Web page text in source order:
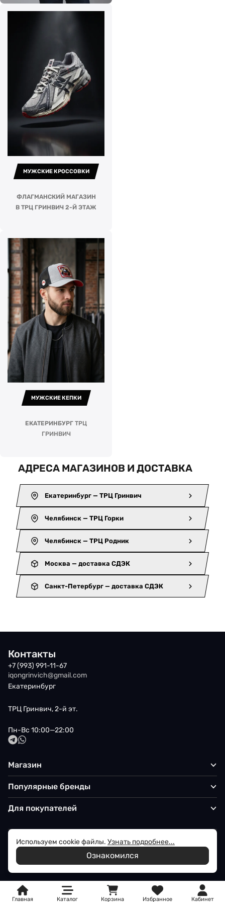
МУЖСКИЕ КРОССОВКИ
ФЛАГМАНСКИЙ МАГАЗИН
В ТРЦ ГРИНВИЧ 2-Й ЭТАЖ
МУЖСКИЕ КЕПКИ
ЕКАТЕРИНБУРГ ТРЦ
ГРИНВИЧ
АДРЕСА МАГАЗИНОВ И ДОСТАВКА
Екатеринбург — ТРЦ Гринвич
Челябинск — ТРЦ Горки
Челябинск — ТРЦ Родник
Москва — доставка СДЭК
Санкт-Петербург — доставка СДЭК
Главная Каталог Корзина Избранное Кабинет
Контакты
+7 (993) 991-11-67
iqongrinvich@gmail.com
Екатеринбург
ТРЦ Гринвич, 2-й эт.
Пн-Вс 10:00—22:00
Магазин
Популярные бренды
Для покупателей
© 2026 Iqon - Магазин вашего стиля
Политика обработки персональных данных
Используем cookie файлы. Узнать подробнее...
Ознакомился